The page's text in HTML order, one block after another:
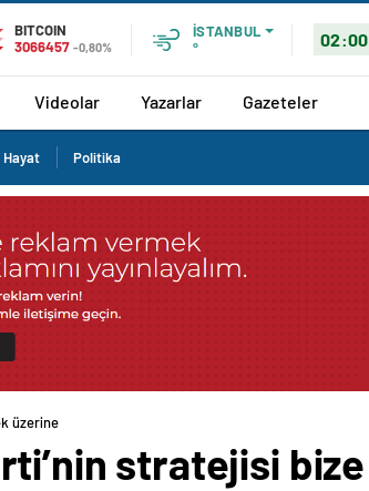
BITCOIN
3066457 -0,80%
İSTANBUL
°
02:00
Videolar Yazarlar Gazeteler
Hayat Politika
üzerine
stratejisi bize